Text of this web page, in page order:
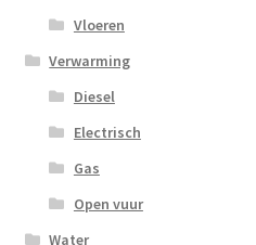
Vloeren
Verwarming
Diesel
Electrisch
Gas
Open vuur
Water